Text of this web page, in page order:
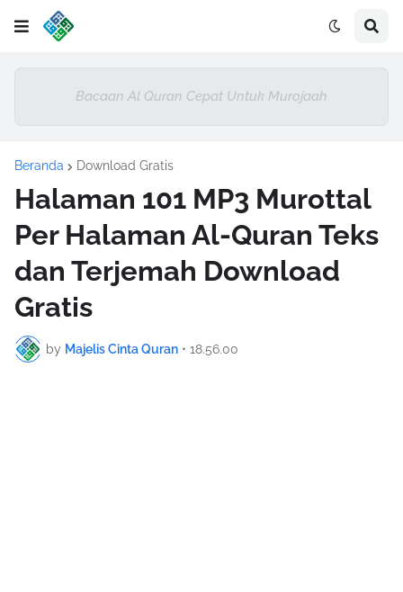
Bacaan Al Quran Cepat Untuk Murojaah
Beranda Download Gratis
Halaman 101 MP3 Murottal
Per Halaman Al-Quran Teks
dan Terjemah Download
Gratis
by Majelis Cinta Quran • 18.56.00